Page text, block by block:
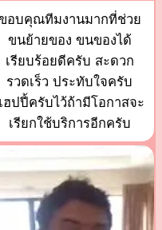
อบคุณทีมงานมากที่ช่วย
ขนย้ายของ ขนของได้
เรียบร้อยดีครับ สะดวก
รวดเร็ว ประทับใจครับ
ฮปปี้ครับไว้ถ้ามีโอกาสจะ
เรียกใช้บริการอีกครับ